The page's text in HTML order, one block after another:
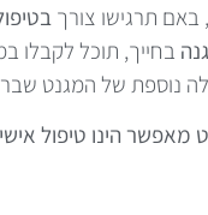
תרגישו צורך
בחייך, תוכל לקבלו
נוספת של המגנט
מאפשר הינו טיפול